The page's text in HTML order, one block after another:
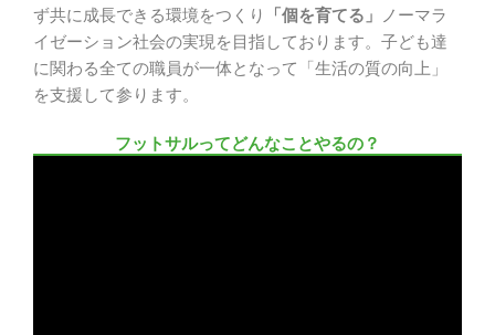
ず共に成長できる環境をつくり
「個を育てる」
ノーマラ
イゼーション社会の実現を目指しております。子ども達
に関わる全ての職員が一体となって「生活の質の向上」
を支援して参ります。
フットサルってどんなことやるの？